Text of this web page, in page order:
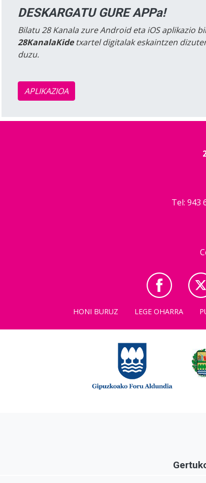
DESKARGATU GURE APPa!
Bilatu 28 Kanala zure Android eta iOS aplikazio
28KanalaKidetxartel digitalak eskaintzen
duzu.
APLIKAZIOA
Tel: 943
HONI BURUZ LEGE OHARRA